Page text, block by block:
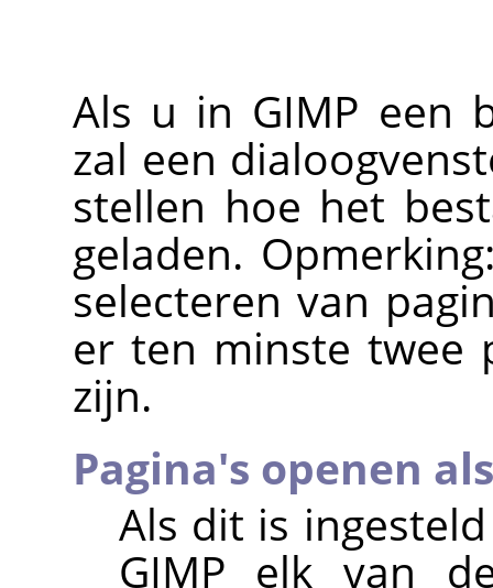
Als u in GIMP een
zal een
stellen hoe het
geladen.
selecteren van
er ten minste twee
zijn.
Pagina's openen als
Als dit is
GIMP elk van